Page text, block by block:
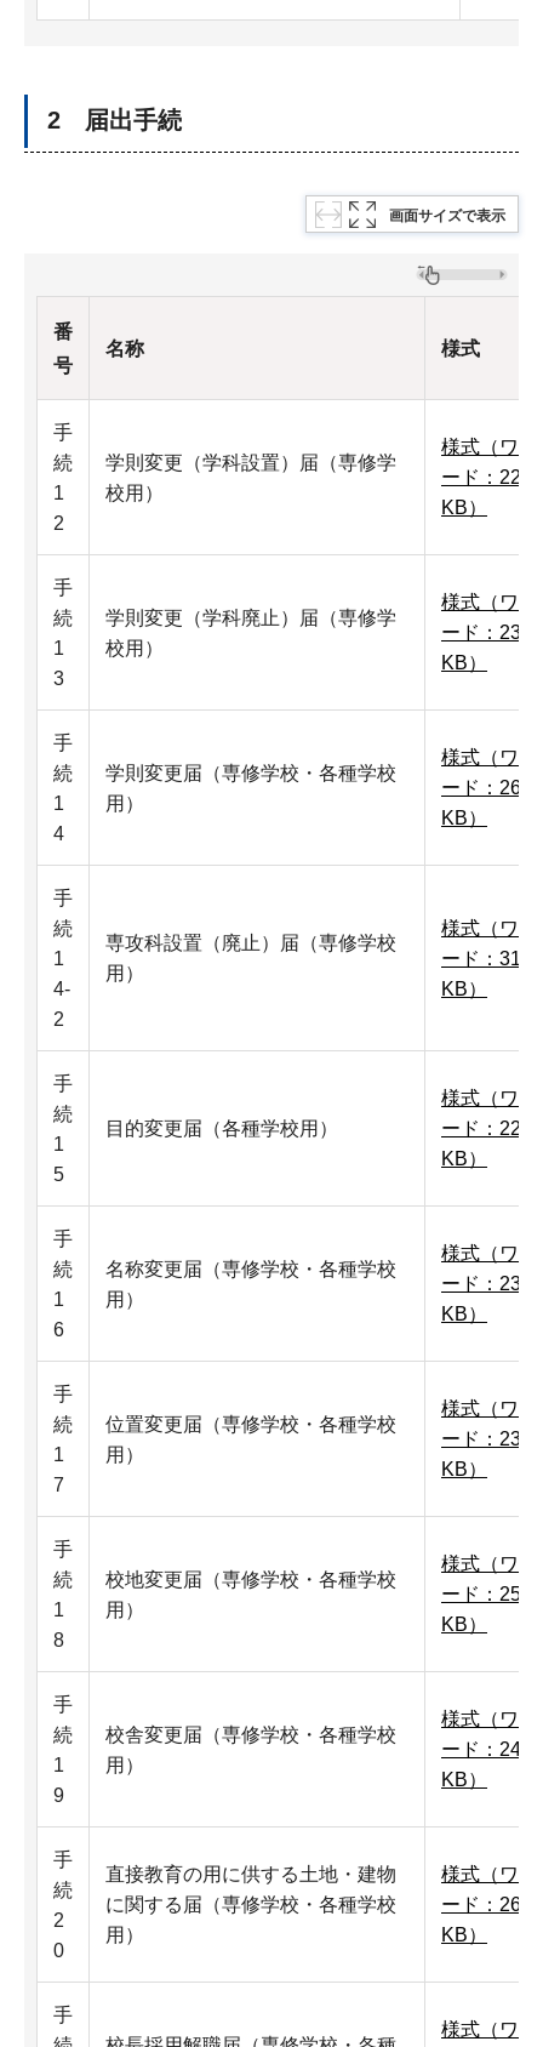
2 届出手続
画面サイズで表示
番
号
名称 様式
手
続
1
2
学則変更（学科設置）届（専修学
校用）
様式（ワ
ード：22
KB）
手
続
1
3
学則変更（学科廃止）届（専修学
校用）
様式（ワ
ード：23
KB）
手
続
1
4
学則変更届（専修学校・各種学校
用）
様式（ワ
ード：26
KB）
手
続
1
4-
2
専攻科設置（廃止）届（専修学校
用）
様式（ワ
ード：31
KB）
手
続
1
5
目的変更届（各種学校用）
様式（ワ
ード：22
KB）
手
続
1
6
名称変更届（専修学校・各種学校
用）
様式（ワ
ード：23
KB）
手
続
1
7
位置変更届（専修学校・各種学校
用）
様式（ワ
ード：23
KB）
手
続
1
8
校地変更届（専修学校・各種学校
用）
様式（ワ
ード：25
KB）
手
続
1
9
校舎変更届（専修学校・各種学校
用）
様式（ワ
ード：24
KB）
手
続
2
0
直接教育の用に供する土地・建物
に関する届（専修学校・各種学校
用）
様式（ワ
ード：26
KB）
手
様式（ワ